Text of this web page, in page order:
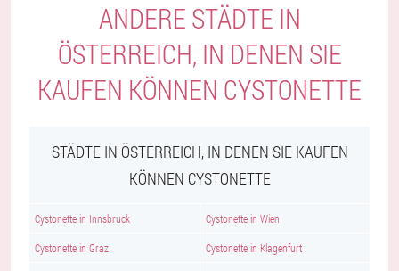
ANDERE STÄDTE IN
ÖSTERREICH, IN DENEN SIE
KAUFEN KÖNNEN CYSTONETTE
STÄDTE IN ÖSTERREICH, IN DENEN SIE KAUFEN
KÖNNEN CYSTONETTE
Cystonette in Innsbruck Cystonette in Wien
Cystonette in Graz Cystonette in Klagenfurt